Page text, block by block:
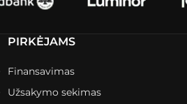
PIRKĖJAMS
Finansavimas
Užsakymo sekimas